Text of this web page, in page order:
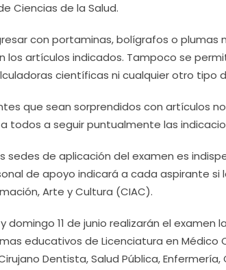
Ciencias de la Salud.
con portaminas, bolígrafos o plumas
los artículos indicados. Tampoco se
científicas ni cualquier otro tipo
que sean sorprendidos con artículos
todos a seguir puntualmente las
sedes de aplicación del examen es
de apoyo indicará a cada aspirante si
Arte y Cultura (CIAC).
domingo 11 de junio realizarán el
educativos de Licenciatura en Médico
Dentista, Salud Pública,